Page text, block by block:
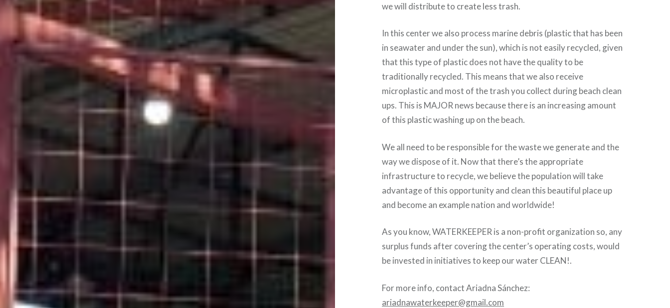
we will distribute to create less trash.
In this center we also process marine debris (plastic that has been
in seawater and under the sun), which is not easily recycled, given
that this type of plastic does not have the quality to be
traditionally recycled. This means that we also receive
microplastic and most of the trash you collect during beach clean
ups. This is MAJOR news because there is an increasing amount
of this plastic washing up on the beach.
We all need to be responsible for the waste we generate and the
way we dispose of it. Now that there’s the appropriate
infrastructure to recycle, we believe the population will take
advantage of this opportunity and clean this beautiful place up
and become an example nation and worldwide!
As you know, WATERKEEPER is a non-profit organization so, any
surplus funds after covering the center’s operating costs, would
be invested in initiatives to keep our water CLEAN!.
For more info, contact Ariadna Sánchez:
ariadnawaterkeeper@gmail.com